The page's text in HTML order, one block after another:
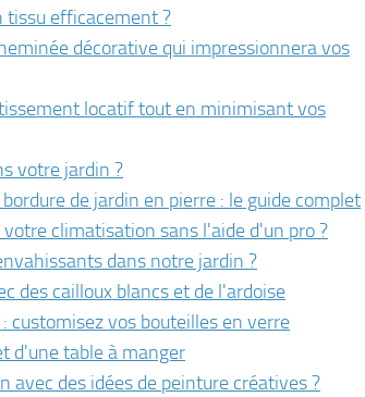
tissu efficacement ?
décorative qui impressionnera vos
locatif tout en minimisant vos
votre jardin ?
de jardin en pierre : le guide complet
climatisation sans l'aide d'un pro ?
dans notre jardin ?
des cailloux blancs et de l'ardoise
vos bouteilles en verre
d'une table à manger
des idées de peinture créatives ?